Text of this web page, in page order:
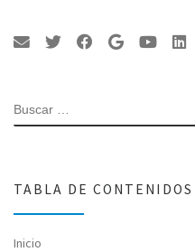
BUSCAR
TABLA DE CONTENIDOS
Inicio